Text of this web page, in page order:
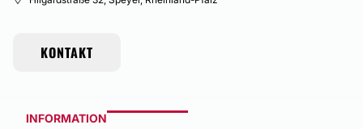
KONTAKT
INFORMATION